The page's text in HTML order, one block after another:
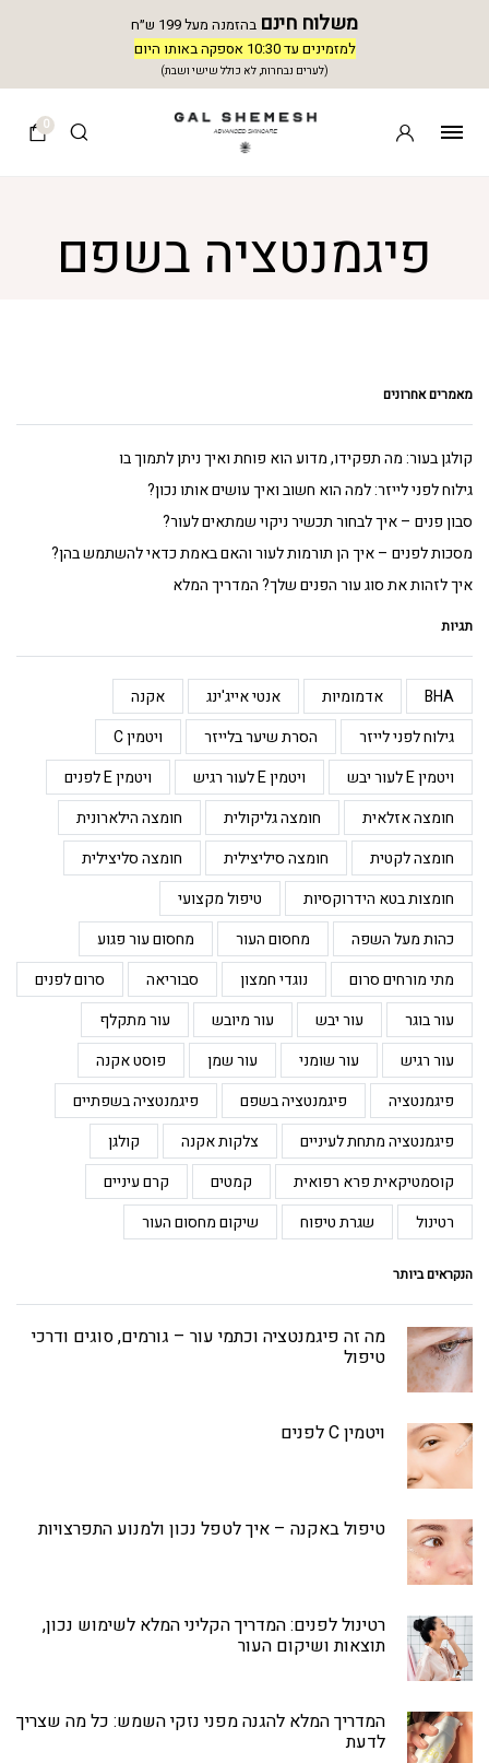
משלוח חינם בהזמנה מעל 199 ש״ח
למזמינים עד 10:30 אספקה באותו היום
(לערים נבחרות, לא כולל שישי ושבת)
0
פיגמנטציה בשפם
מאמרים אחרונים
קולגן בעור: מה תפקידו, מדוע הוא פוחת ואיך ניתן לתמוך בו
גילוח לפני לייזר: למה הוא חשוב ואיך עושים אותו נכון?
סבון פנים – איך לבחור תכשיר ניקוי שמתאים לעור?
מסכות לפנים – איך הן תורמות לעור והאם באמת כדאי להשתמש בהן?
איך לזהות את סוג עור הפנים שלך? המדריך המלא
תגיות
BHA אדמומיות אנטי אייג'ינג
אקנה
גילוח לפני לייזר
הסרת שיער בלייזר
ויטמין C
ויטמין E לעור יבש
ויטמין E לעור רגיש
ויטמין E לפנים
חומצה אזלאית
חומצה גליקולית
חומצה הילארונית
חומצה לקטית
חומצה סיליצילית
חומצה סליצילית
חומצות בטא הידרוקסיות
טיפול מקצועי
כהות מעל השפה
מחסום העור
מחסום עור פגוע
מתי מורחים סרום
נוגדי חמצון סבוריאה
סרום לפנים
עור בוגר
עור יבש עור מיובש
עור מתקלף
עור רגיש
עור שומני עור שמן
פוסט אקנה
פיגמנטציה
פיגמנטציה בשפם
פיגמנטציה בשפתיים
פיגמנטציה מתחת לעיניים
צלקות אקנה
קולגן
קוסמטיקאית פרא רפואית
קמטים
קרם עיניים
רטינול
שגרת טיפוח שיקום מחסום העור
הנקראים ביותר
מה זה פיגמנטציה וכתמי עור – גורמים, סוגים ודרכי
טיפול
ויטמין C לפנים
טיפול באקנה – איך לטפל נכון ולמנוע התפרצויות
רטינול לפנים: המדריך הקליני המלא לשימוש נכון,
תוצאות ושיקום העור
המדריך המלא להגנה מפני נזקי השמש: כל מה שצריך
לדעת